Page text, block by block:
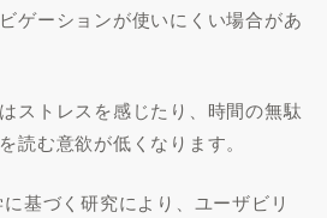
ゲーションが使いにくい場合があ
ストレスを感じたり、時間の無駄
読む意欲が低くなります。
基づく研究により、ユーザビリ